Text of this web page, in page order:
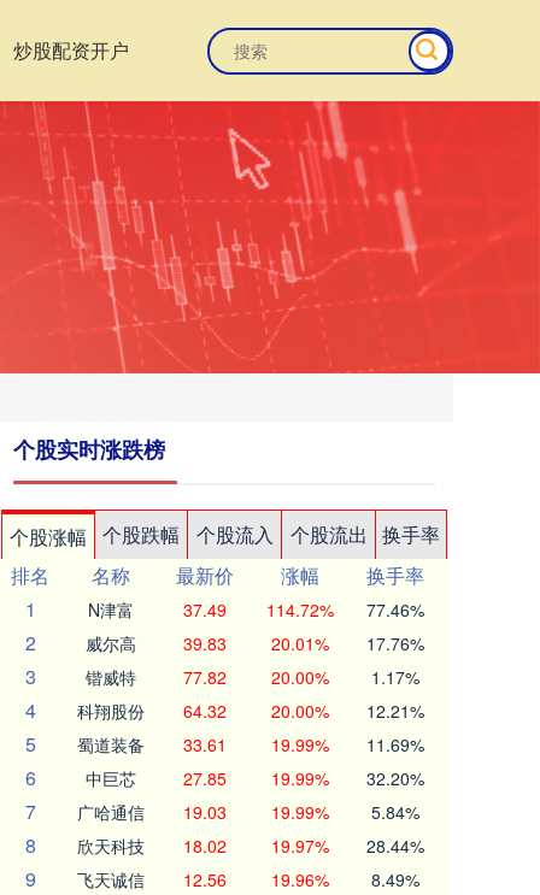
炒股配资开户
个股实时涨跌榜
个股涨幅 个股跌幅 个股流入 个股流出
换手率
排名
名称 最新价 涨幅
换手率
1
N津富 37.49 114.72% 77.46%
2 威尔高 39.83 20.01% 17.76%
3 锴威特 77.82 20.00% 1.17%
4 科翔股份 64.32 20.00% 12.21%
5 蜀道装备 33.61 19.99% 11.69%
6 中巨芯 27.85 19.99% 32.20%
7 广哈通信 19.03 19.99% 5.84%
8 欣天科技 18.02 19.97% 28.44%
9 飞天诚信 12.56 19.96% 8.49%